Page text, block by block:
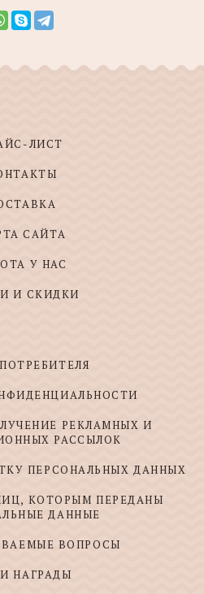
ЛИСТ
САЙТА
У НАС
И СКИДКИ
РЕКЛАМНЫХ И
РАССЫЛОК
ПЕРСОНАЛЬНЫХ ДАННЫХ
КОТОРЫМ ПЕРЕДАНЫ
ДАННЫЕ
ВОПРОСЫ
НАГРАДЫ